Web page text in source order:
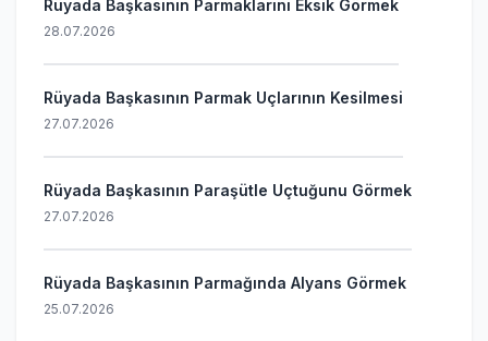
Rüyada Başkasının Parmaklarını Eksik Görmek
28.07.2026
Rüyada Başkasının Parmak Uçlarının Kesilmesi
27.07.2026
Rüyada Başkasının Paraşütle Uçtuğunu Görmek
27.07.2026
Rüyada Başkasının Parmağında Alyans Görmek
25.07.2026